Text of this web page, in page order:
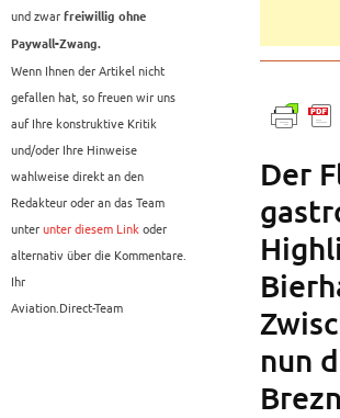
und zwar freiwillig ohne
Paywall-Zwang.
Wenn Ihnen der Artikel nicht
gefallen hat, so freuen wir uns
auf Ihre konstruktive Kritik
und/oder Ihre Hinweise
wahlweise direkt an den
Redakteur oder an das Team
unterunter diesem Linkoder
alternativ über die Kommentare.
Ihr
Aviation.Direct-Team
Der
nun